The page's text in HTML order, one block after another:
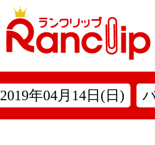
2019年04月14日(日)